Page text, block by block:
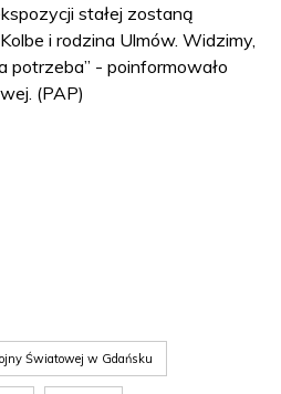
stałej zostaną
i rodzina Ulmów. Widzimy,
potrzeba” - poinformowało
(PAP)
Światowej w Gdańsku